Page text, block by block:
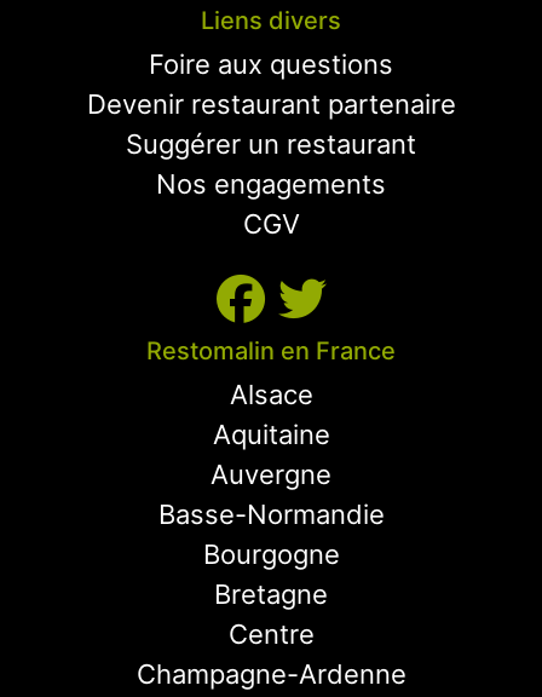
Liens divers
Foire aux questions
Devenir restaurant partenaire
Suggérer un restaurant
Nos engagements
CGV
Restomalin en France
Alsace
Aquitaine
Auvergne
Basse-Normandie
Bourgogne
Bretagne
Centre
Champagne-Ardenne